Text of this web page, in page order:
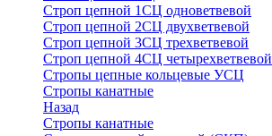
Строп цепной 1СЦ одноветвевой
Строп цепной 2СЦ двухветвевой
Строп цепной 3СЦ трехветвевой
Строп цепной 4СЦ четырехветвевой
Стропы цепные кольцевые УСЦ
Стропы канатные
Назад
Стропы канатные